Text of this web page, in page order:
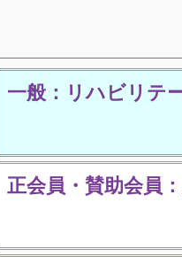
一般：リハビリテ
正会員・賛助会員